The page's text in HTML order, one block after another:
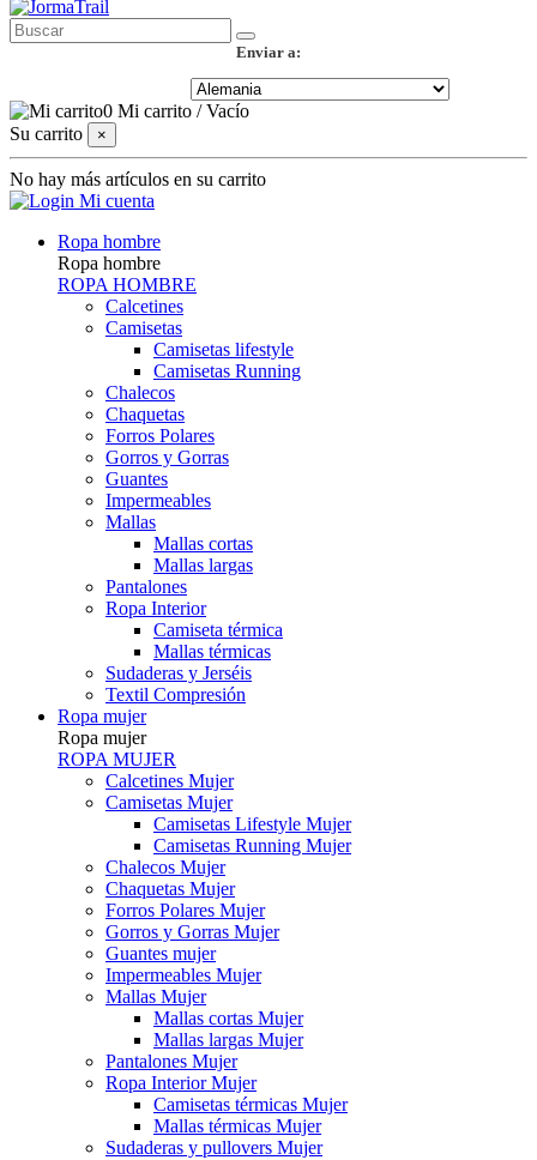
Enviar a:
0 Mi carrito /Vacío
Su carrito
×
No hay más artículos en su carrito
Mi cuenta
Ropa hombre
Ropa hombre
ROPA HOMBRE
Calcetines
Camisetas
Camisetas lifestyle
Camisetas Running
Chalecos
Chaquetas
Forros Polares
Gorros y Gorras
Guantes
Impermeables
Mallas
Mallas cortas
Mallas largas
Pantalones
Ropa Interior
Camiseta térmica
Mallas térmicas
Sudaderas y Jerséis
Textil Compresión
Ropa mujer
Ropa mujer
ROPA MUJER
Calcetines Mujer
Camisetas Mujer
Camisetas Lifestyle Mujer
Camisetas Running Mujer
Chalecos Mujer
Chaquetas Mujer
Forros Polares Mujer
Gorros y Gorras Mujer
Guantes mujer
Impermeables Mujer
Mallas Mujer
Mallas cortas Mujer
Mallas largas Mujer
Pantalones Mujer
Ropa Interior Mujer
Camisetas térmicas Mujer
Mallas térmicas Mujer
Sudaderas y pullovers Mujer